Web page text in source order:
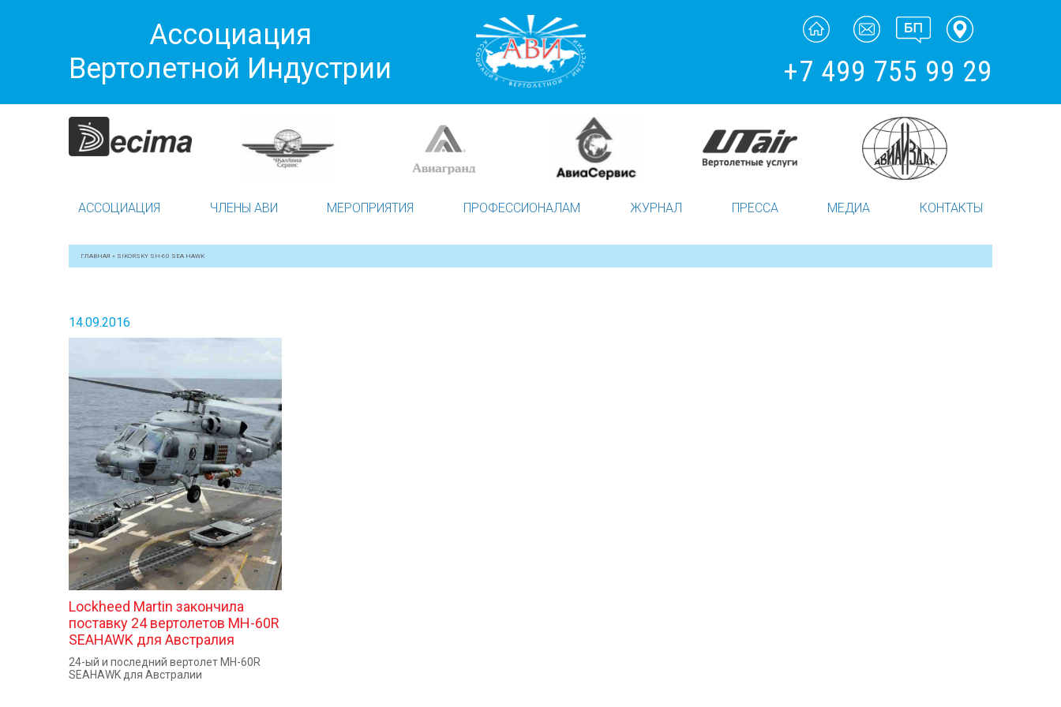
Ассоциация
Вертолетной Индустрии
+7 499 755 99 29
АССОЦИАЦИЯ ЧЛЕНЫ АВИ МЕРОПРИЯТИЯ ПРОФЕССИОНАЛАМ ЖУРНАЛ ПРЕССА МЕДИА КОНТАКТЫ
ГЛАВНАЯ » SIKORSKY SH-60 SEA HAWK
14.09.2016
Lockheed Martin закончила
поставку 24 вертолетов MH-60R
SEAHAWK для Австралия
24-ый и последний вертолет MH-60R
SEAHAWK для Австралии